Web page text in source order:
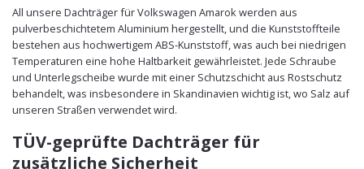
All unsere Dachträger für Volkswagen Amarok werden aus
pulverbeschichtetem Aluminium hergestellt, und die Kunststoffteile
bestehen aus hochwertigem ABS-Kunststoff, was auch bei niedrigen
Temperaturen eine hohe Haltbarkeit gewährleistet. Jede Schraube
und Unterlegscheibe wurde mit einer Schutzschicht aus Rostschutz
behandelt, was insbesondere in Skandinavien wichtig ist, wo Salz auf
unseren Straßen verwendet wird.
TÜV-geprüfte Dachträger für
zusätzliche Sicherheit